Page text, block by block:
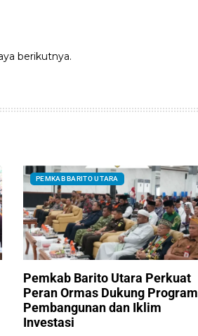
berikutnya.
PEMKAB BARITO UTARA
Pemkab Barito Utara Perkuat
Peran Ormas Dukung Program
Pembangunan dan Iklim
Investasi